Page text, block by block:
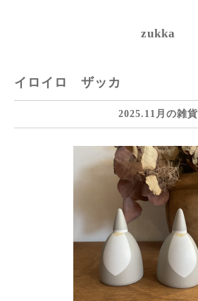
zukka
イロイロ ザッカ
2025.11月の雑貨